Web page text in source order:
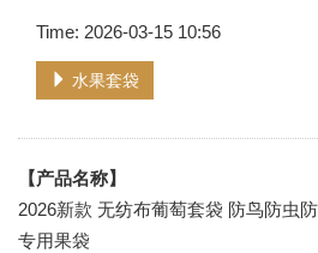
Time: 2026-03-15 10:56
水果套袋
【产品名称】
2026新款 无纺布葡萄套袋 防鸟防虫
专用果袋